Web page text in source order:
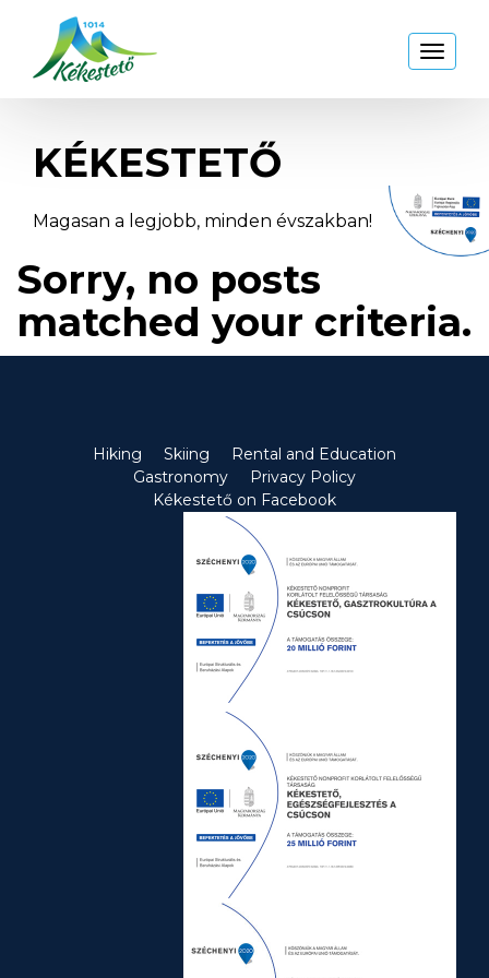
KÉKESTETŐ
Magasan a legjobb, minden évszakban!
Sorry, no posts
matched your criteria.
Hiking Skiing
Rental and Education
Gastronomy
Privacy Policy
Kékestető on Facebook